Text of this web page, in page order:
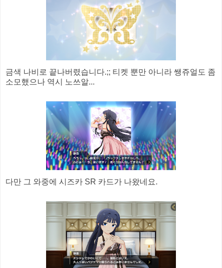
금색 나비로 끝나버렸습니다.;; 티켓 뿐만 아니라 쌩쥬얼도 좀
소모했으나 역시 노쓰알...
다만 그 와중에 시즈카 SR 카드가 나왔네요.